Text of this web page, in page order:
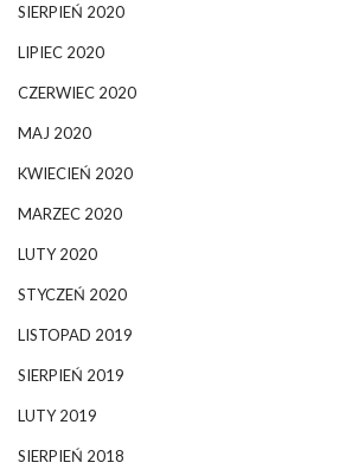
SIERPIEŃ 2020
LIPIEC 2020
CZERWIEC 2020
MAJ 2020
KWIECIEŃ 2020
MARZEC 2020
LUTY 2020
STYCZEŃ 2020
LISTOPAD 2019
SIERPIEŃ 2019
LUTY 2019
SIERPIEŃ 2018